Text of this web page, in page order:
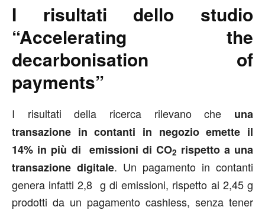
I risultati dello studio
“Accelerating the
decarbonisation of
payments”
I risultati della ricerca rilevano che una
transazione in contanti in negozio emette il
14% in più di emissioni di CO2 rispetto a una
transazione digitale. Un pagamento in contanti
genera infatti 2,8 g di emissioni, rispetto ai 2,45 g
prodotti da un pagamento cashless, senza tener